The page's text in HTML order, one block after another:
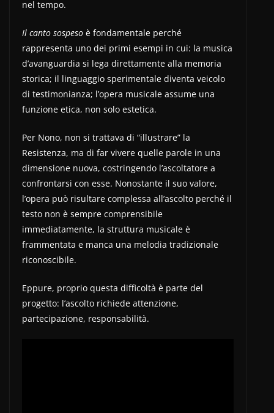
nel tempo.
Il canto sospeso è fondamentale perché
rappresenta uno dei primi esempi in cui: la musica
d’avanguardia si lega direttamente alla memoria
storica; il linguaggio sperimentale diventa veicolo
di testimonianza; l’opera musicale assume una
funzione etica, non solo estetica.
Per Nono, non si trattava di “illustrare” la
Resistenza, ma di far vivere quelle parole in una
dimensione nuova, costringendo l’ascoltatore a
confrontarsi con esse. Nonostante il suo valore,
l’opera può risultare complessa all’ascolto perché il
testo non è sempre comprensibile
immediatamente, la struttura musicale è
frammentata e manca una melodia tradizionale
riconoscibile.
Eppure, proprio questa difficoltà è parte del
progetto: l’ascolto richiede attenzione,
partecipazione, responsabilità.